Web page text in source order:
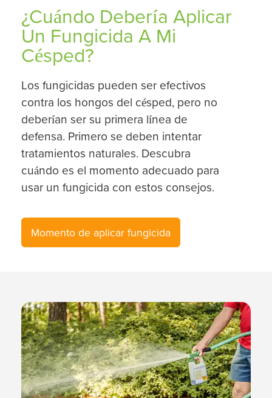
¿Cuándo Debería Aplicar
Un Fungicida A Mi
Césped?
Los fungicidas pueden ser efectivos
contra los hongos del césped, pero no
deberían ser su primera línea de
defensa. Primero se deben intentar
tratamientos naturales. Descubra
cuándo es el momento adecuado para
usar un fungicida con estos consejos.
Momento de aplicar fungicida